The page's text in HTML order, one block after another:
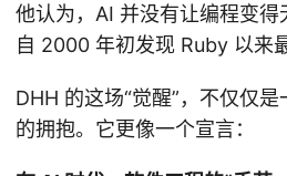
他认为，AI 并没有让编程变得
自 2000 年初发现 Ruby 以来
DHH 的这场“觉醒”，不仅仅
的拥抱。它更像一个宣言：